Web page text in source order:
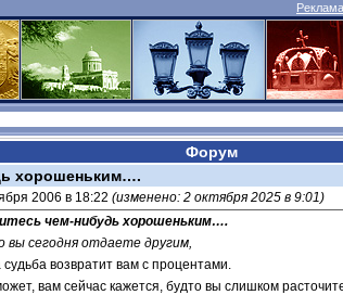
Форум
хорошеньким….
2006 в 18:22 (изменено: 2 октября 2025 в 9:01)
чем-нибудь хорошеньким….
вы сегодня отдаете другим,
судьба возвратит вам с процентами.
вам сейчас кажется, будто вы слишком